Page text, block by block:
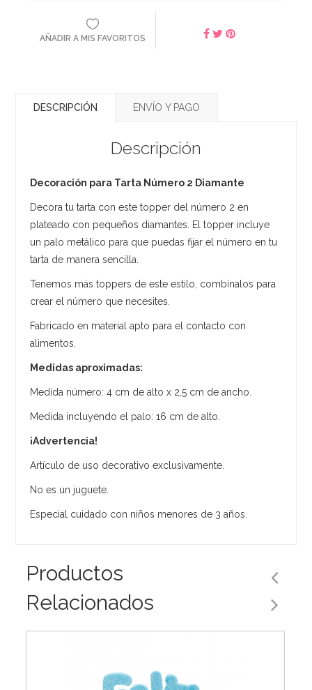
AÑADIR A MIS FAVORITOS
DESCRIPCIÓN ENVÍO Y PAGO
Descripción
Decoración para Tarta Número 2 Diamante
Decora tu tarta con este topper del número 2 en
plateado con pequeños diamantes. El topper incluye
un palo metálico para que puedas fijar el número en tu
tarta de manera sencilla.
Tenemos más toppers de este estilo, combínalos para
crear el número que necesites.
Fabricado en material apto para el contacto con
alimentos.
Medidas aproximadas:
Medida número: 4 cm de alto x 2,5 cm de ancho.
Medida incluyendo el palo: 16 cm de alto.
¡Advertencia!
Artículo de uso decorativo exclusivamente.
No es un juguete.
Especial cuidado con niños menores de 3 años.
Productos
Relacionados